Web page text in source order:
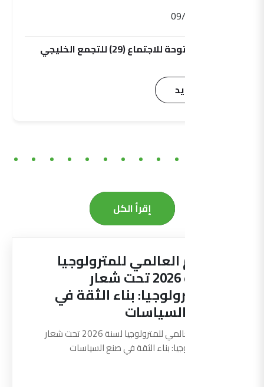
09/09/2025
الجلسة المفتوحة للاجتماع (29) للتجمع الخليجي
اقرأ المزيد
إقرأ الكل
اليوم العالمي للمترولوجيا
لسنة 2026 تحت شعار
“المترولوجيا: بناء الثقة في
صنع السياسات
اليوم العالمي للمترولوجيا لسنة 2026 تحت شعار
"المترولوجيا: بناء الثقة في صنع السياسات